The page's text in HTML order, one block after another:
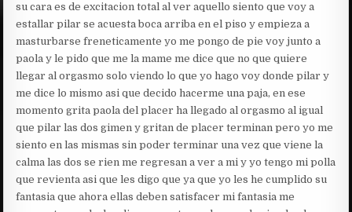
su cara es de excitacion total al ver aquello siento que voy a
estallar pilar se acuesta boca arriba en el piso y empieza a
masturbarse freneticamente yo me pongo de pie voy junto a
paola y le pido que me la mame me dice que no que quiere
llegar al orgasmo solo viendo lo que yo hago voy donde pilar y
me dice lo mismo asi que decido hacerme una paja, en ese
momento grita paola del placer ha llegado al orgasmo al igual
que pilar las dos gimen y gritan de placer terminan pero yo me
siento en las mismas sin poder terminar una vez que viene la
calma las dos se rien me regresan a ver a mi y yo tengo mi polla
que revienta asi que les digo que ya que yo les he cumplido su
fantasia que ahora ellas deben satisfacer mi fantasia me